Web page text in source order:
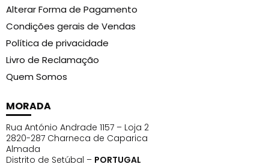
Alterar Forma de Pagamento
Condições gerais de Vendas
Política de privacidade
Livro de Reclamação
Quem Somos
MORADA
Rua António Andrade 1157 – Loja 2
2820-287 Charneca de Caparica
Almada
Distrito de Setúbal – PORTUGAL